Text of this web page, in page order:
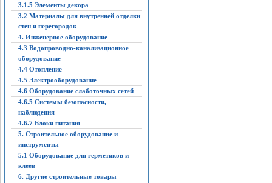
3.1.5 Элементы декора
3.2 Материалы для внутренней отделки
стен и перегородок
4. Инженерное оборудование
4.3 Водопроводно-канализационное
оборудование
4.4 Отопление
4.5 Электрооборудование
4.6 Оборудование слаботочных сетей
4.6.5 Системы безопасности,
наблюдения
4.6.7 Блоки питания
5. Строительное оборудование и
инструменты
5.1 Оборудование для герметиков и
клеев
6. Другие строительные товары